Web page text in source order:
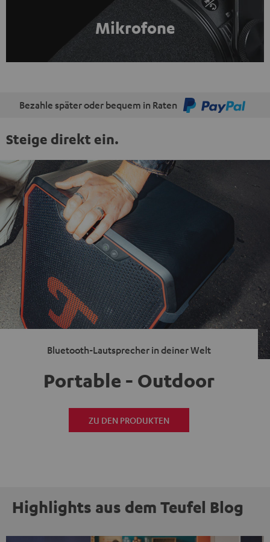
Mikrofone
Bezahle später oder bequem in Raten
Steige direkt ein.
Bluetooth-Lautsprecher in deiner Welt
Portable - Outdoor
ZU DEN PRODUKTEN
Highlights aus dem Teufel Blog